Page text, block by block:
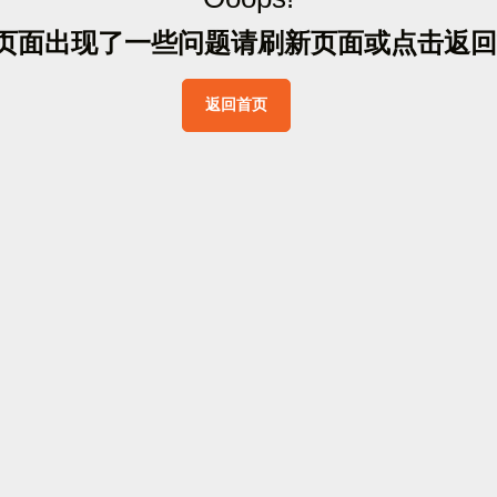
面出现了一些问题请刷新页面或点击返 回
返回首页